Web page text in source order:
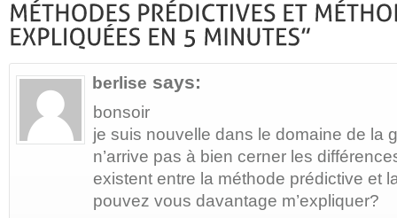
berlise says:
bonsoir
je suis nouvelle dans le domaine de la
n’arrive pas à bien cerner les
existent entre la méthode prédictive et
pouvez vous davantage m’expliquer?